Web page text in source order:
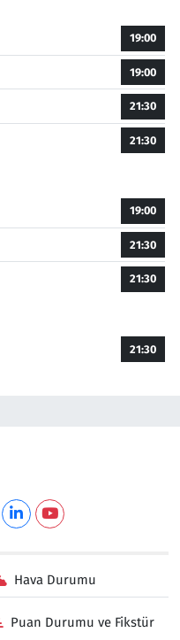
19:00
19:00
21:30
21:30
19:00
21:30
21:30
21:30
Hava Durumu
Puan Durumu ve Fikstür